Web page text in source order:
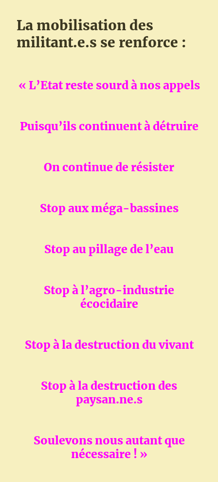
La mobilisation des
militant.e.s se renforce :
« L’Etat reste sourd à nos appels
Puisqu’ils continuent à détruire
On continue de résister
Stop aux méga-bassines
Stop au pillage de l’eau
Stop à l’agro-industrie
écocidaire
Stop à la destruction du vivant
Stop à la destruction des
paysan.ne.s
Soulevons nous autant que
nécessaire ! »